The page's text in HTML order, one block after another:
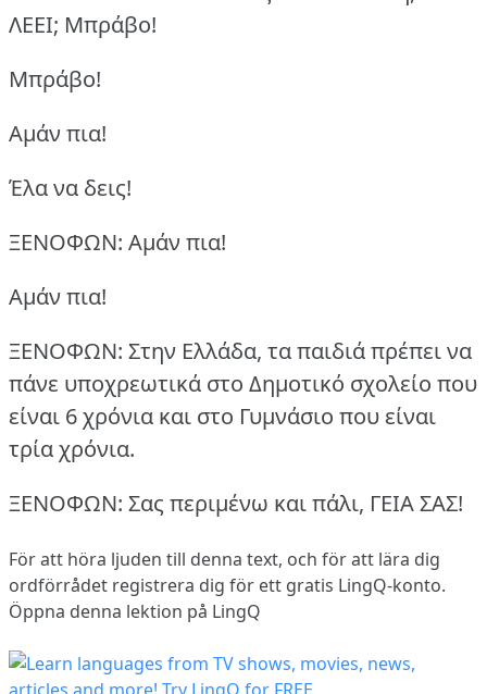
ΛΕΕΙ; Μπράβο!
Μπράβο!
Aμάν πια!
Έλα να δεις!
ΞΕΝΟΦΩΝ: Aμάν πια!
Aμάν πια!
ΞΕΝΟΦΩΝ: Στην Ελλάδα, τα παιδιά πρέπει να
πάνε υποχρεωτικά στο Δημοτικό σχολείο που
είναι 6 χρόνια και στο Γυμνάσιο που είναι
τρία χρόνια.
ΞΕΝΟΦΩΝ: Σας περιμένω και πάλι, ΓΕΙΑ ΣΑΣ!
För att höra ljuden till denna text, och för att lära dig
ordförrådet registrera dig för ett gratis LingQ-konto.
Öppna denna lektion på LingQ